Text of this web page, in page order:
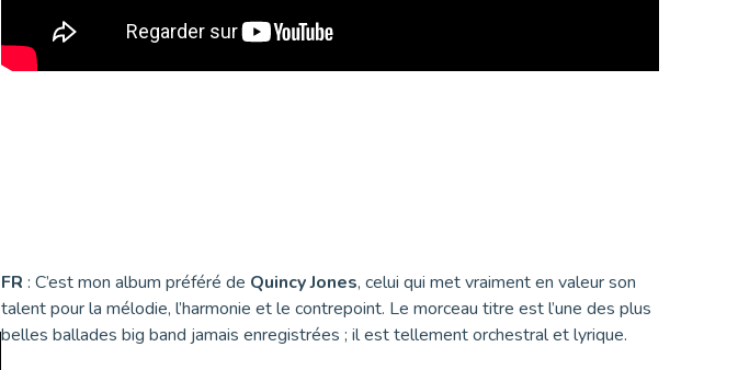
FR : C’est mon album préféré de Quincy Jones, celui qui met vraiment en valeur son
talent pour la mélodie, l’harmonie et le contrepoint. Le morceau titre est l’une des plus
belles ballades big band jamais enregistrées ; il est tellement orchestral et lyrique.